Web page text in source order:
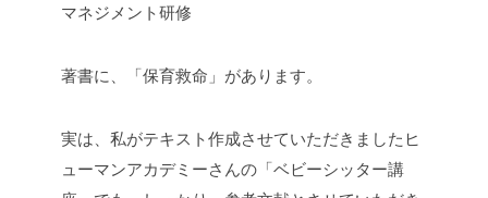
マネジメント研修
著書に、「保育救命」があります。
実は、私がテキスト作成させていただきましたヒ
ューマンアカデミーさんの「ベビーシッター講